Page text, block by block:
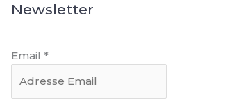
Newsletter
Email *